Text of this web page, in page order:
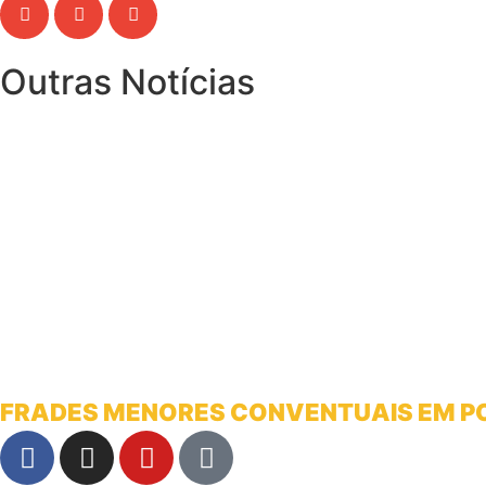
Outras Notícias
FRADES MENORES CONVENTUAIS EM